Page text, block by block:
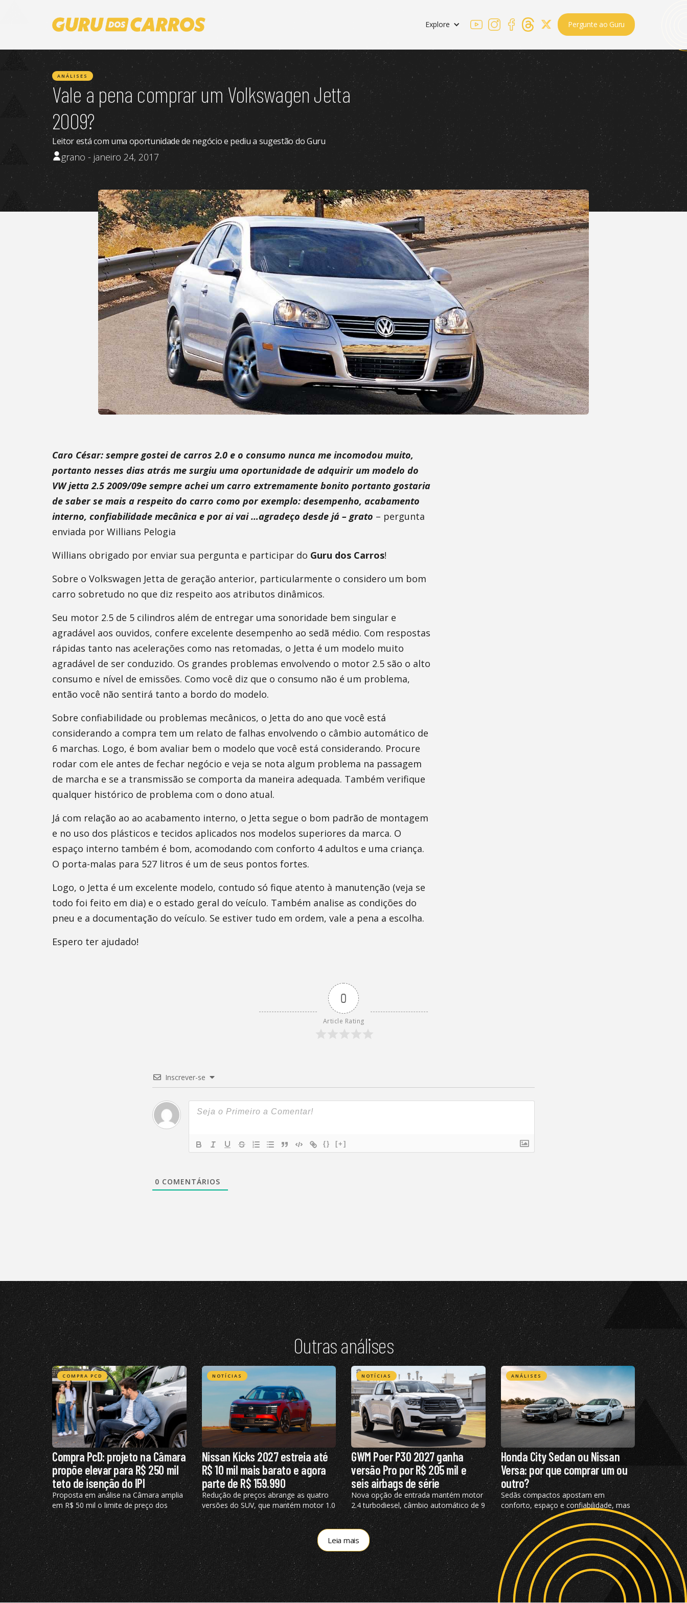
Explore Pergunte ao Guru
ANÁLISES
Vale a pena comprar um Volkswagen Jetta
2009?
Leitor está com uma oportunidade de negócio e pediu a sugestão do Guru
grano - janeiro 24, 2017
Caro César: sempre gostei de carros 2.0 e o consumo nunca me incomodou muito,
portanto nesses dias atrás me surgiu uma oportunidade de adquirir um modelo do
VW jetta 2.5 2009/09e sempre achei um carro extremamente bonito portanto gostaria
de saber se mais a respeito do carro como por exemplo: desempenho, acabamento
interno, confiabilidade mecânica e por ai vai …agradeço desde já – grato – pergunta
enviada por Willians Pelogia
Willians obrigado por enviar sua pergunta e participar do Guru dos Carros!
Sobre o Volkswagen Jetta de geração anterior, particularmente o considero um bom
carro sobretudo no que diz respeito aos atributos dinâmicos.
Seu motor 2.5 de 5 cilindros além de entregar uma sonoridade bem singular e
agradável aos ouvidos, confere excelente desempenho ao sedã médio. Com respostas
rápidas tanto nas acelerações como nas retomadas, o Jetta é um modelo muito
agradável de ser conduzido. Os grandes problemas envolvendo o motor 2.5 são o alto
consumo e nível de emissões. Como você diz que o consumo não é um problema,
então você não sentirá tanto a bordo do modelo.
Sobre confiabilidade ou problemas mecânicos, o Jetta do ano que você está
considerando a compra tem um relato de falhas envolvendo o câmbio automático de
6 marchas. Logo, é bom avaliar bem o modelo que você está considerando. Procure
rodar com ele antes de fechar negócio e veja se nota algum problema na passagem
de marcha e se a transmissão se comporta da maneira adequada. Também verifique
qualquer histórico de problema com o dono atual.
Já com relação ao ao acabamento interno, o Jetta segue o bom padrão de montagem
e no uso dos plásticos e tecidos aplicados nos modelos superiores da marca. O
espaço interno também é bom, acomodando com conforto 4 adultos e uma criança.
O porta-malas para 527 litros é um de seus pontos fortes.
Logo, o Jetta é um excelente modelo, contudo só fique atento à manutenção (veja se
todo foi feito em dia) e o estado geral do veículo. Também analise as condições do
pneu e a documentação do veículo. Se estiver tudo em ordem, vale a pena a escolha.
Espero ter ajudado!
0
Article Rating
Inscrever-se
{} [+]
0 COMENTÁRIOS
Outras análises
COMPRA PCD
Compra PcD: projeto na Câmara
propõe elevar para R$ 250 mil
teto de isenção do IPI
Proposta em análise na Câmara amplia
em R$ 50 mil o limite de preço dos
veículos elegíveis ao benefício, hoje
fixado em R$ 200 mil
NOTÍCIAS
Nissan Kicks 2027 estreia até
R$ 10 mil mais barato e agora
parte de R$ 159.990
Redução de preços abrange as quatro
versões do SUV, que mantém motor 1.0
turbo de 125 cv e câmbio de dupla
embreagem
NOTÍCIAS
GWM Poer P30 2027 ganha
versão Pro por R$ 205 mil e
seis airbags de série
Nova opção de entrada mantém motor
2.4 turbodiesel, câmbio automático de 9
marchas, além de tração 4×4
ANÁLISES
Honda City Sedan ou Nissan
Versa: por que comprar um ou
outro?
Sedãs compactos apostam em
conforto, espaço e confiabilidade, mas
apresentam diferenças importantes;
confira análise
Leia mais